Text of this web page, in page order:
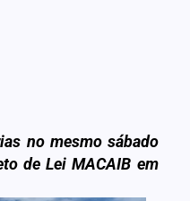
no mesmo sábado
de Lei MACAIB em